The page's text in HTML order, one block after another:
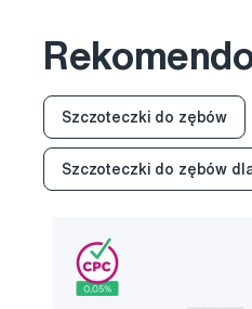
Szczoteczki do zębów
Szczoteczki do zębów